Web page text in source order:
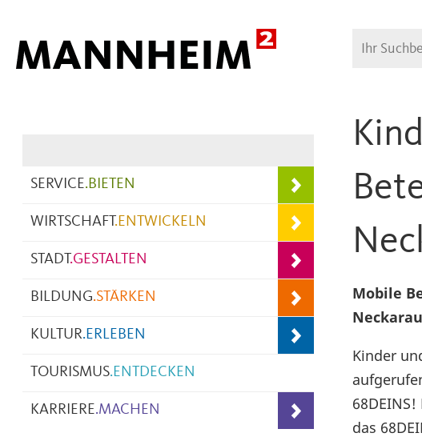
Suche
SERVICE.BIETEN
WIRTSCHAFT.ENTWICKELN
STADT.GESTALTEN
BILDUNG.STÄRKEN
KULTUR.ERLEBEN
TOURISMUS.ENTDECKEN
KARRIERE.MACHEN
Mobile
Neckarau
Kinder
das